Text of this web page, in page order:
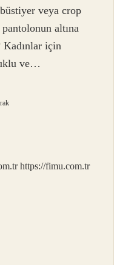
veya crop
altına
Kadınlar için
ve…
https://fimu.com.tr